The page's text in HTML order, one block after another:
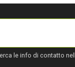
le info di contatto